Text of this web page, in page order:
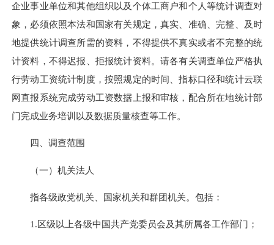
企业事业单位和其他组织以及个体工商户和个人等统计调查对
象，必须依照本法和国家有关规定，真实、准确、完整、及时
地提供统计调查所需的资料，不得提供不真实或者不完整的统
计资料，不得迟报、拒报统计资料。请各有关调查单位严格执
行劳动工资统计制度，按照规定的时间、指标口径和统计云联
网直报系统完成劳动工资数据上报和审核，配合所在地统计部
门完成业务培训以及数据质量核查等工作。
四、调查范围
（一）机关法人
指各级政党机关、国家机关和群团机关。包括：
1.区级以上各级中国共产党委员会及其所属各工作部门；